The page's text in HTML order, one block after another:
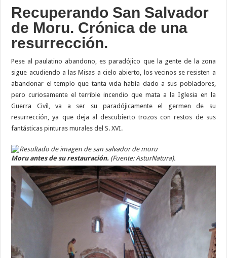
Recuperando San Salvador
de Moru. Crónica de una
resurrección.
Pese al paulatino abandono, es paradójico que la gente de la zona
sigue acudiendo a las Misas a cielo abierto, los vecinos se resisten a
abandonar el templo que tanta vida había dado a sus pobladores,
pero curiosamente el terrible incendio que mata a la Iglesia en la
Guerra Civil, va a ser su paradójicamente el germen de su
resurrección, ya que deja al descubierto trozos con restos de sus
fantásticas pinturas murales del S. XVI.
Moru antes de su restauración. (Fuente: AsturNatura).